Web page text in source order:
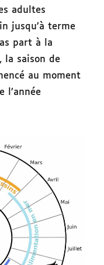
adultes
jusqu’à terme
part à la
la saison de
au moment
l’année